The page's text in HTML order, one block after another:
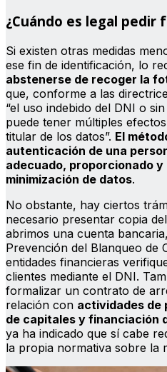
¿Cuándo es legal pedir
Si existen otras medidas
ese fin de identificación, lo
abstenerse de recoger la
que, conforme a las
“el uso indebido del DNI o
puede tener múltiples
titular de los datos”. El
autenticación de una
adecuado, proporcionado
minimización de datos.
No obstante, hay ciertos
necesario presentar copia
abrimos una cuenta
Prevención del Blanqueo de
entidades financieras
clientes mediante el DNI.
formalizar un contrato de
relación con actividades de
de capitales y financiación
ya ha indicado que sí cabe
la propia normativa sobre la